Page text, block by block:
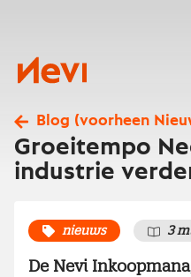
Nevi
Blog (voorheen
Groeitempo
industrie
nieuws 3
De Nevi